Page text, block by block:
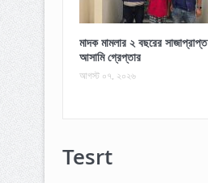
মাদক মামলার ২ বছরের সাজাপ্রাপ্ত
আসামি গ্রেপ্তার
আগস্ট ০৭, ২০২৬
Tesrt